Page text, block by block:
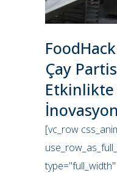
Çay
Etkinlikte
[vc_row